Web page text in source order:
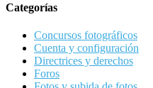
Categorías
Concursos fotográficos
Cuenta y configuración
Directrices y derechos
Foros